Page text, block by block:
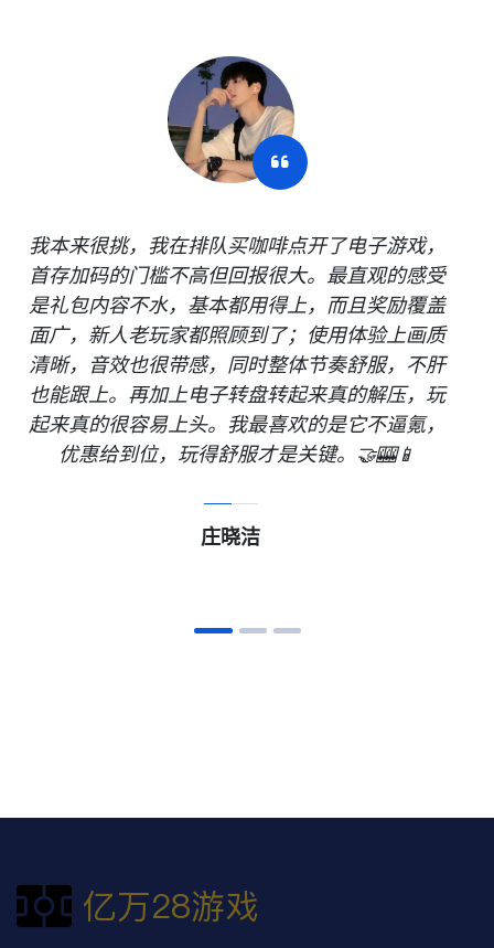
我本来很挑，我在排队买咖啡点开了电子游戏，
首存加码的门槛不高但回报很大。最直观的感受
是礼包内容不水，基本都用得上，而且奖励覆盖
面广，新人老玩家都照顾到了；使用体验上画质
清晰，音效也很带感，同时整体节奏舒服，不肝
也能跟上。再加上电子转盘转起来真的解压，玩
起来真的很容易上头。我最喜欢的是它不逼氪，
优惠给到位，玩得舒服才是关键。🤝🎰📱
庄晓洁